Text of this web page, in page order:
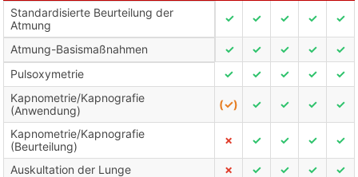
Standardisierte Beurteilung der
Atmung
✓ ✓ ✓ ✓ ✓
Atmung-Basismaßnahmen ✓ ✓ ✓ ✓
✓
Pulsoxymetrie
✓ ✓ ✓ ✓
✓
Kapnometrie/Kapnografie
(Anwendung)
(✓) ✓ ✓ ✓ ✓
Kapnometrie/Kapnografie
(Beurteilung)
✗ ✓ ✓ ✓ ✓
Auskultation der Lunge ✗ ✓ ✓ ✓
✓